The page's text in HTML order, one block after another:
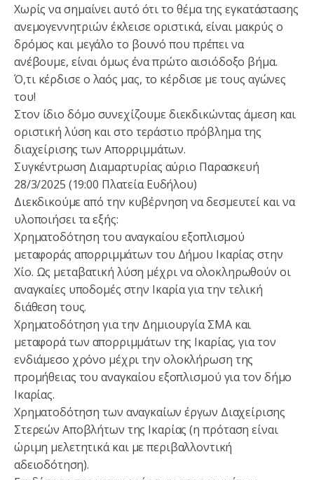
Χωρίς να σημαίνει αυτό ότι το θέμα της εγκατάστασης
ανεμογεννητριών έκλεισε οριστικά, είναι μακρύς ο
δρόμος και μεγάλο το βουνό που πρέπει να
ανέβουμε, είναι όμως ένα πρώτο αισιόδοξο βήμα.
Ό,τι κέρδισε ο λαός μας, το κέρδισε με τους αγώνες
του!
Στον ίδιο δόμο συνεχίζουμε διεκδικώντας άμεση και
οριστική λύση και στο τεράστιο πρόβλημα της
διαχείρισης των Απορριμμάτων.
Συγκέντρωση Διαμαρτυρίας αύριο Παρασκευή
28/3/2025 (19:00 Πλατεία Ευδήλου)
Διεκδικούμε από την κυβέρνηση να δεσμευτεί και να
υλοποιήσει τα εξής:
Χρηματοδότηση του αναγκαίου εξοπλισμού
μεταφοράς απορριμμάτων του Δήμου Ικαρίας στην
Χίο. Ως μεταβατική λύση μέχρι να ολοκληρωθούν οι
αναγκαίες υποδομές στην Ικαρία για την τελική
διάθεση τους.
Χρηματοδότηση για την Δημιουργία ΣΜΑ και
μεταφορά των απορριμμάτων της Ικαρίας, για τον
ενδιάμεσο χρόνο μέχρι την ολοκλήρωση της
προμήθειας του αναγκαίου εξοπλισμού για τον δήμο
Ικαρίας.
Χρηματοδότηση των αναγκαίων έργων Διαχείρισης
Στερεών Αποβλήτων της Ικαρίας (η πρόταση είναι
ώριμη μελετητικά και με περιβαλλοντική
αδειοδότηση).